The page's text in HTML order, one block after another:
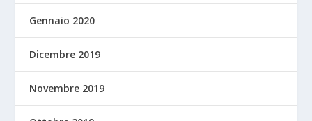
Gennaio 2020
Dicembre 2019
Novembre 2019